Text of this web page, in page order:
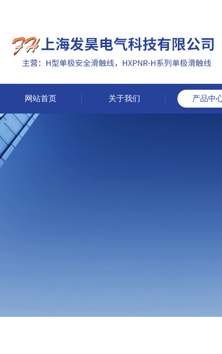
网站首页 关于我们 产品中